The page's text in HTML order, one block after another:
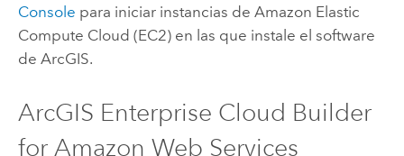
Console para iniciar instancias de Amazon Elastic
Compute Cloud (EC2)en las que instale el software
de ArcGIS.
ArcGIS Enterprise Cloud Builder
for Amazon Web Services